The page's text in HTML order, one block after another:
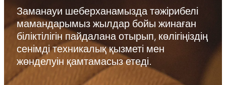
Заманауи шеберханамызда тәжірибелі
мамандарымыз жылдар бойы жинаған
біліктілігін пайдалана отырып, көлігіңіздің
сенімді техникалық қызметі мен
жөнделуін қамтамасыз етеді.